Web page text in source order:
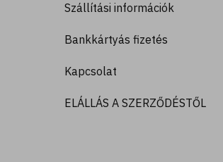
Szállítási információk
Bankkártyás fizetés
Kapcsolat
ELÁLLÁS A SZERZŐDÉSTŐL